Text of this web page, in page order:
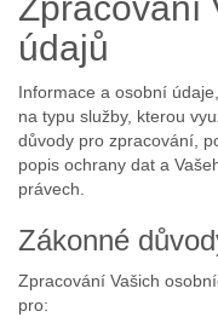
údajů
Informace a osobní
na typu služby, kterou
důvody pro zpracování,
popis ochrany dat a
právech.
Zákonné
Zpracování Vašich
pro: